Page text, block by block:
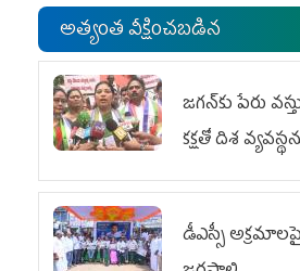
అత్యంత వీక్షించబడిన
జగన్‌కు పేరు
కక్షతో దిశ
డీఎస్సీ